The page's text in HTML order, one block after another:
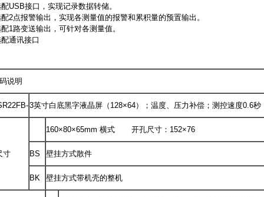
USB接口，实现记录数据转储。
2点报警输出，实现各测量值的报警和累积量的预置输出。
1路变送输出，可针对各测量值。
通讯接口
说明
3英寸白底黑字液晶屏（128×64）；温度、压力补偿；测控速度0.6秒
寸
160×80×65mm 横式 开孔尺寸：152×76
BS 壁挂方式散件
BK 壁挂方式带机壳的整机